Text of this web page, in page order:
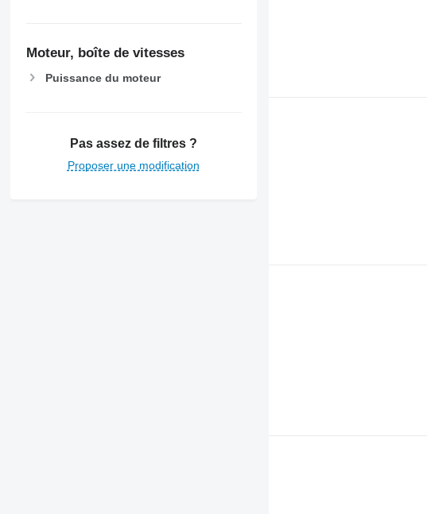
Moteur, boîte de vitesses
Puissance du moteur
Pas assez de filtres ?
Proposer une modification